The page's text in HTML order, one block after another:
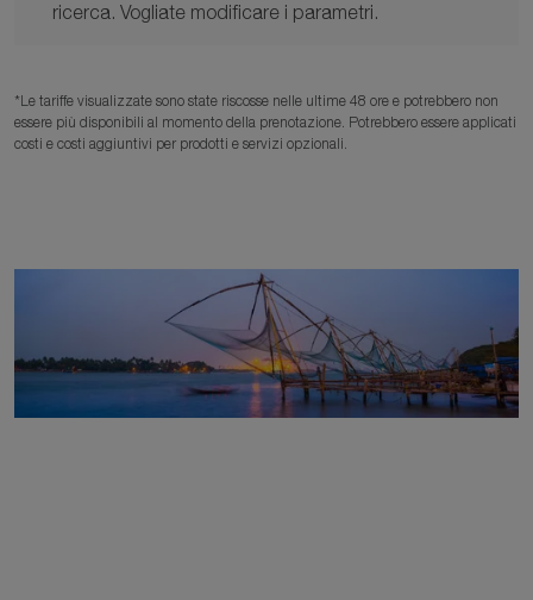
ricerca. Vogliate modificare i parametri.
*Le tariffe visualizzate sono state riscosse nelle ultime 48 ore e potrebbero non
essere più disponibili al momento della prenotazione. Potrebbero essere applicati
costi e costi aggiuntivi per prodotti e servizi opzionali.